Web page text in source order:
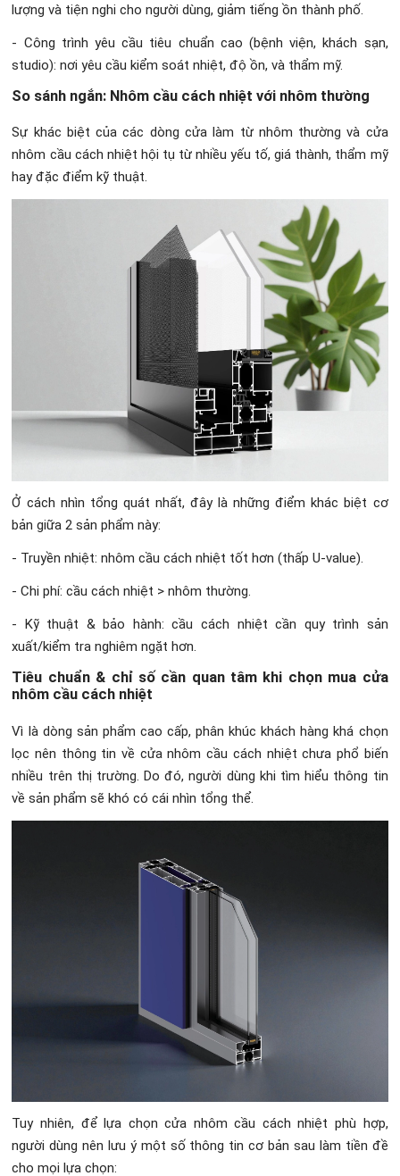
lượng và tiện nghi cho người dùng, giảm tiếng ồn thành phố.
- Công trình yêu cầu tiêu chuẩn cao (bệnh viện, khách sạn,
studio): nơi yêu cầu kiểm soát nhiệt, độ ồn, và thẩm mỹ.
So sánh ngắn: Nhôm cầu cách nhiệt với nhôm thường
Sự khác biệt của các dòng cửa làm từ nhôm thường và cửa
nhôm cầu cách nhiệt hội tụ từ nhiều yếu tố, giá thành, thẩm mỹ
hay đặc điểm kỹ thuật.
Ở cách nhìn tổng quát nhất, đây là những điểm khác biệt cơ
bản giữa 2 sản phẩm này:
- Truyền nhiệt: nhôm cầu cách nhiệt tốt hơn (thấp U-value).
- Chi phí: cầu cách nhiệt > nhôm thường.
- Kỹ thuật & bảo hành: cầu cách nhiệt cần quy trình sản
xuất/kiểm tra nghiêm ngặt hơn.
Tiêu chuẩn & chỉ số cần quan tâm khi chọn mua cửa
nhôm cầu cách nhiệt
Vì là dòng sản phẩm cao cấp, phân khúc khách hàng khá chọn
lọc nên thông tin về cửa nhôm cầu cách nhiệt chưa phổ biến
nhiều trên thị trường. Do đó, người dùng khi tìm hiểu thông tin
về sản phẩm sẽ khó có cái nhìn tổng thể.
Tuy nhiên, để lựa chọn cửa nhôm cầu cách nhiệt phù hợp,
người dùng nên lưu ý một số thông tin cơ bản sau làm tiền đề
cho mọi lựa chọn: